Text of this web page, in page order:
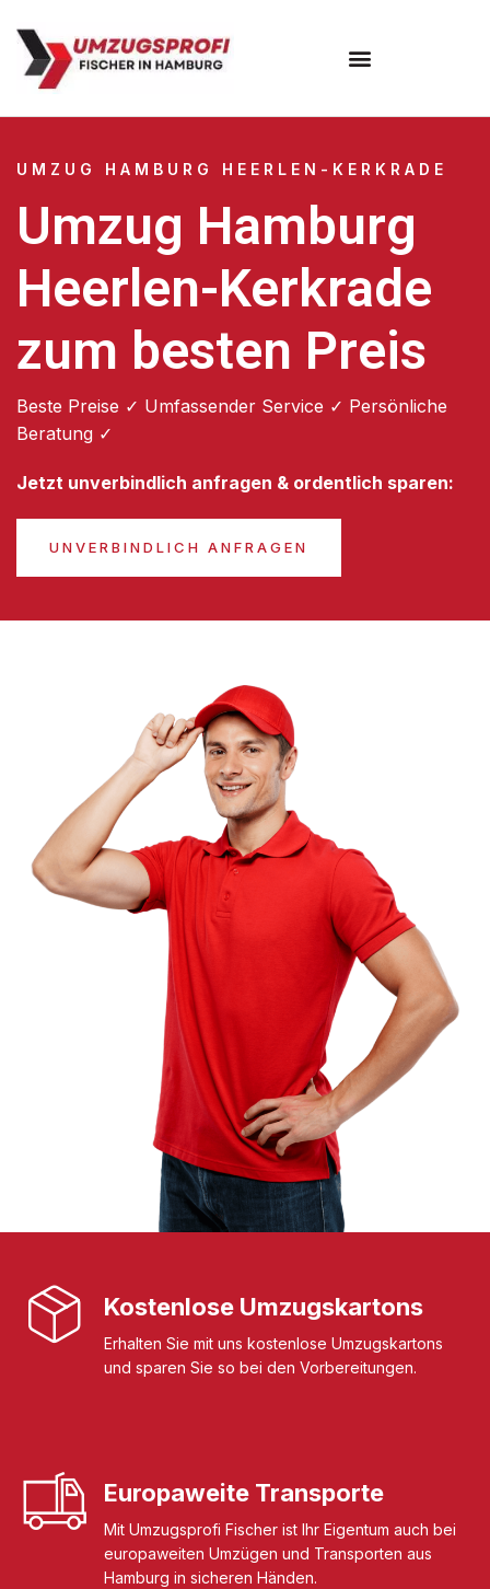
UMZUG HAMBURG HEERLEN-KERKRADE
Umzug Hamburg
Heerlen-Kerkrade
zum besten Preis
Beste Preise ✓ Umfassender Service ✓ Persönliche
Beratung ✓
Jetzt unverbindlich anfragen & ordentlich sparen:
UNVERBINDLICH ANFRAGEN
Kostenlose Umzugskartons
Erhalten Sie mit uns kostenlose Umzugskartons
und sparen Sie so bei den Vorbereitungen.
Europaweite Transporte
Mit Umzugsprofi Fischer ist Ihr Eigentum auch bei
europaweiten Umzügen und Transporten aus
Hamburg in sicheren Händen.